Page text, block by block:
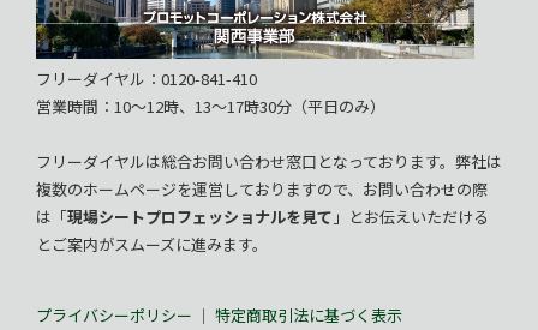
フリーダイヤル：0120-841-410
営業時間：10～12時、13～17時30分（平日のみ）
フリーダイヤルは総合お問い合わせ窓口となっております。弊社は
複数のホームページを運営しておりますので、お問い合わせの際
は「現場シートプロフェッショナルを見て 」とお伝えいただける
とご案内がスムーズに進みます。
プライバシーポリシー ｜ 特定商取引法に基づく表示